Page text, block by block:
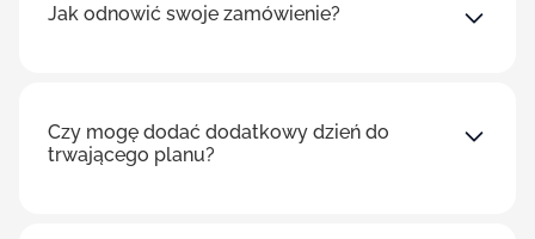
Jak odnowić swoje zamówienie?
Czy mogę dodać dodatkowy dzień do
trwającego planu?